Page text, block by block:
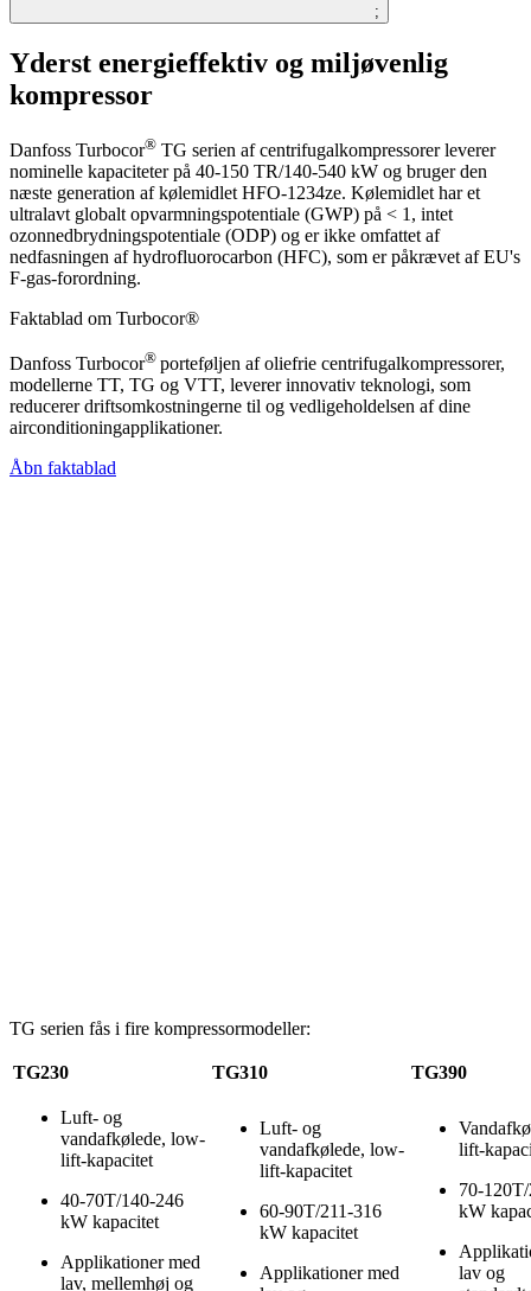
;
Yderst energieffektiv og miljøvenlig
kompressor
Danfoss Turbocor® TG serien af centrifugalkompressorer leverer
nominelle kapaciteter på 40-150 TR/140-540 kW og bruger den
næste generation af kølemidlet HFO-1234ze. Kølemidlet har et
ultralavt globalt opvarmningspotentiale (GWP) på < 1, intet
ozonnedbrydningspotentiale (ODP) og er ikke omfattet af
nedfasningen af hydrofluorocarbon (HFC), som er påkrævet af EU's
F-gas-forordning.
Faktablad om Turbocor®
Danfoss Turbocor® porteføljen af oliefrie centrifugalkompressorer,
modellerne TT, TG og VTT, leverer innovativ teknologi, som
reducerer driftsomkostningerne til og vedligeholdelsen af dine
airconditioningapplikationer.
Åbn faktablad
TG serien fås i fire kompressormodeller:
TG230 TG310 TG390
Luft- og
vandafkølede, low-
lift-kapacitet
40-70T/140-246
kW kapacitet
Applikationer med
lav, mellemhøj og
Luft- og
vandafkølede, low-
lift-kapacitet
60-90T/211-316
kW kapacitet
Applikationer med
lift-
70-
kW
lav og